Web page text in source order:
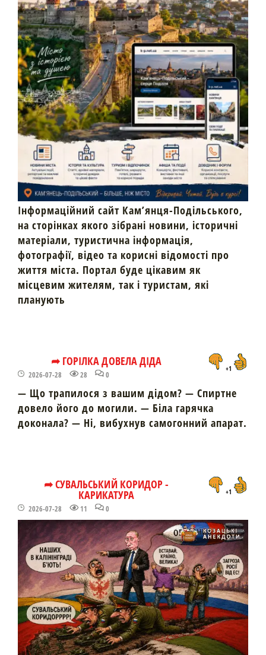
Інформаційний сайт Кам’янця-Подільського,
на сторінках якого зібрані новини, історичні
матеріали, туристична інформація,
фотографії, відео та корисні відомості про
життя міста. Портал буде цікавим як
місцевим жителям, так і туристам, які
планують
➦ ГОРІЛКА ДОВЕЛА ДІДА
2026-07-28 28 0
+1
— Що трапилося з вашим дідом? — Спиртне
довело його до могили. — Біла гарячка
доконала? — Ні, вибухнув самогонний апарат.
➦ СУВАЛЬСЬКИЙ КОРИДОР -
КАРИКАТУРА
2026-07-28 11 0
+1